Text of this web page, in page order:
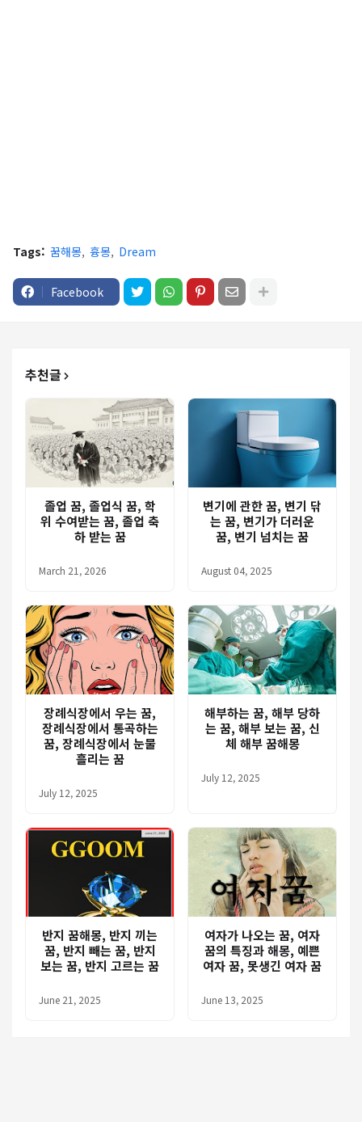
Tags: 꿈해몽 흉몽 Dream
Facebook
추천글
졸업 꿈, 졸업식 꿈, 학
위 수여받는 꿈, 졸업 축
하 받는 꿈
March 21, 2026
변기에 관한 꿈, 변기 닦
는 꿈, 변기가 더러운
꿈, 변기 넘치는 꿈
August 04, 2025
장례식장에서 우는 꿈,
장례식장에서 통곡하는
꿈, 장례식장에서 눈물
흘리는 꿈
July 12, 2025
해부하는 꿈, 해부 당하
는 꿈, 해부 보는 꿈, 신
체 해부 꿈해몽
July 12, 2025
반지 꿈해몽, 반지 끼는
꿈, 반지 빼는 꿈, 반지
보는 꿈, 반지 고르는 꿈
June 21, 2025
여자가 나오는 꿈, 여자
꿈의 특징과 해몽, 예쁜
여자 꿈, 못생긴 여자 꿈
June 13, 2025